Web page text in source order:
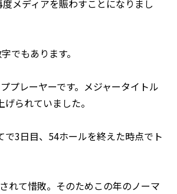
メディアを賑わすことになりまし
でもあります。
プレーヤーです。メジャータイトル
られていました。
3日目、54ホールを終えた時点でト
れて惜敗。そのためこの年のノーマ